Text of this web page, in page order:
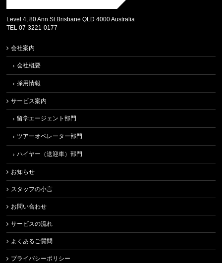
Level 4, 80 Ann St Brisbane QLD 4000 Australia
TEL 07-3221-0177
会社案内
会社概要
採用情報
サービス案内
留学エージェント部門
ツアーオペレーター部門
ハイヤー（送迎車）部門
お知らせ
スタッフの小言
お問い合わせ
サービスの流れ
よくあるご質問
プライバシーポリシー